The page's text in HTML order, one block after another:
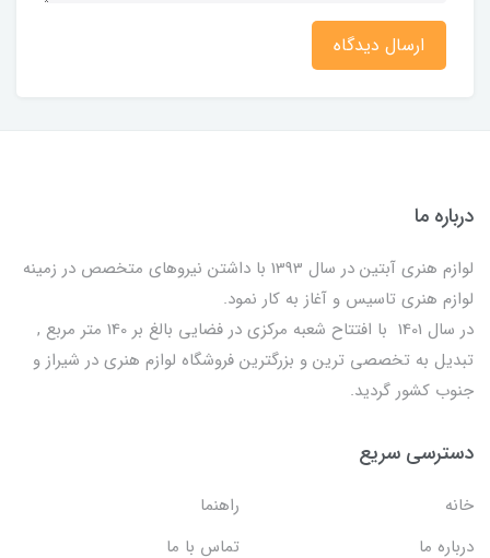
ارسال دیدگاه
درباره ما
لوازم هنری آبتین در سال 1393 با داشتن نیروهای متخصص در زمینه
لوازم هنری تاسیس و آغاز به کار نمود.
در سال 1401 با افتتاح شعبه مرکزی در فضایی بالغ بر 140 متر مربع ,
تبدیل به تخصصی ترین و بزرگترین فروشگاه لوازم هنری در شیراز و
جنوب کشور گردید.
دسترسی سریع
خانه
راهنما
درباره ما
تماس با ما